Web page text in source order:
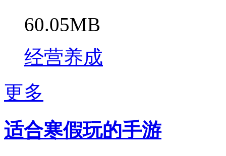
60.05MB
经营养成
更多
适合寒假玩的手游